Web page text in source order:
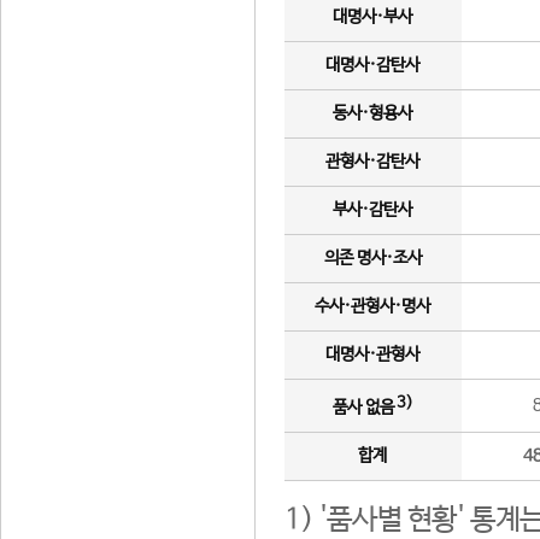
대명사·부사
대명사·감탄사
동사·형용사
관형사·감탄사
부사·감탄사
의존 명사·조사
수사·관형사·명사
대명사·관형사
품사 없음3)
합계
1) '품사별 현황' 통계